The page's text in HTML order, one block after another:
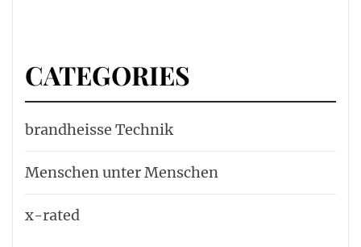
CATEGORIES
brandheisse Technik
Menschen unter Menschen
x-rated